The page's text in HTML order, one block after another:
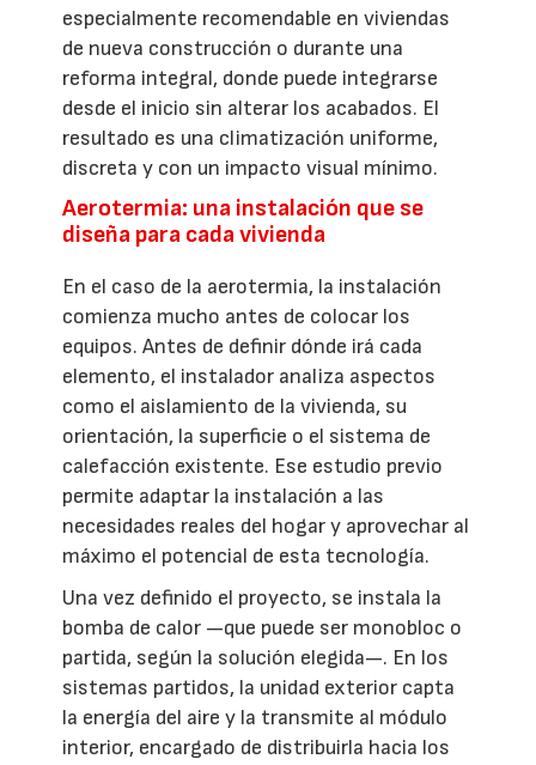
especialmente recomendable en viviendas
de nueva construcción o durante una
reforma integral, donde puede integrarse
desde el inicio sin alterar los acabados. El
resultado es una climatización uniforme,
discreta y con un impacto visual mínimo.
Aerotermia: una instalación que se
diseña para cada vivienda
En el caso de la aerotermia, la instalación
comienza mucho antes de colocar los
equipos. Antes de definir dónde irá cada
elemento, el instalador analiza aspectos
como el aislamiento de la vivienda, su
orientación, la superficie o el sistema de
calefacción existente. Ese estudio previo
permite adaptar la instalación a las
necesidades reales del hogar y aprovechar al
máximo el potencial de esta tecnología.
Una vez definido el proyecto, se instala la
bomba de calor —que puede ser monobloc o
partida, según la solución elegida—. En los
sistemas partidos, la unidad exterior capta
la energía del aire y la transmite al módulo
interior, encargado de distribuirla hacia los